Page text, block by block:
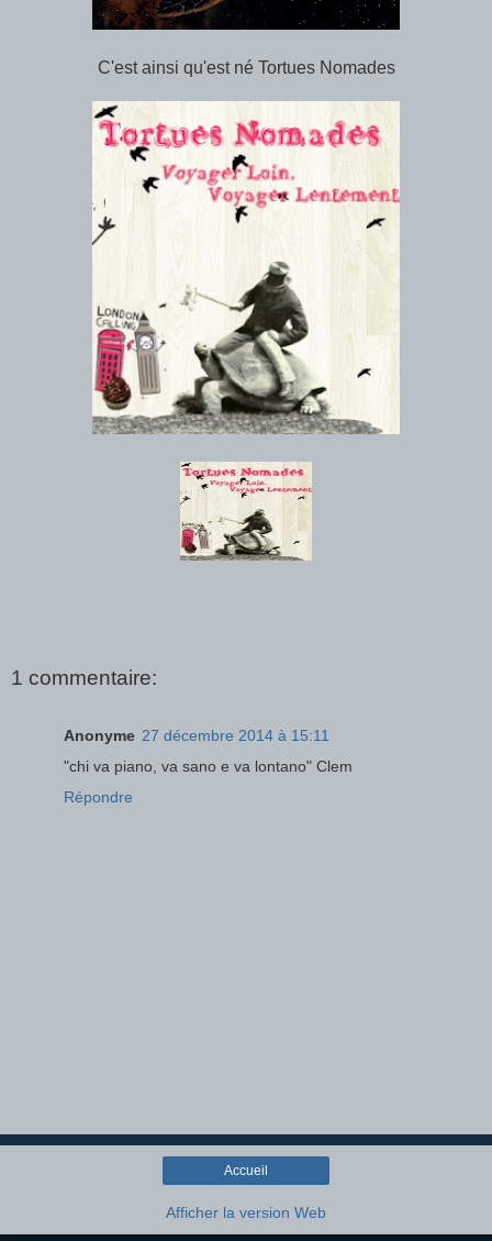
C'est ainsi qu'est néTortues Nomades
1 commentaire:
Anonyme 27 décembre 2014 à 15:11
"chi va piano, va sano e va lontano" Clem
Répondre
Accueil
Afficher la version Web